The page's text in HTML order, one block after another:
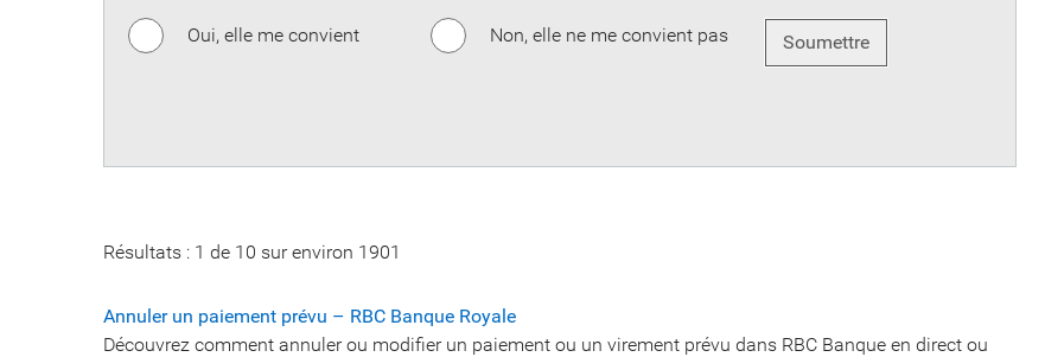
Oui, elle me convient Non, elle ne me convient pas Soumettre
Résultats : 1 de 10 sur environ 1901
Annuler un paiement prévu – RBC Banque Royale
Découvrez comment annuler ou modifier un paiement ou un virement prévu dans RBC Banque en direct ou